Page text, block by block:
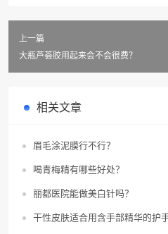
上一篇
大瓶芦荟胶用起来会不会很费？
相关文章
眉毛涂泥膜行不行？
喝青梅精有哪些好处？
丽都医院能做美白针吗？
干性皮肤适合用含手部精华的护